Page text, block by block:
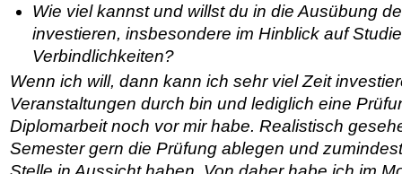
Wie viel kannst und willst du in die Ausübung
investieren, insbesondere im Hinblick auf
Verbindlichkeiten?
Wenn ich will, dann kann ich sehr viel Zeit
Veranstaltungen durch bin und lediglich eine
Diplomarbeit noch vor mir habe. Realistisch
Semester gern die Prüfung ablegen und